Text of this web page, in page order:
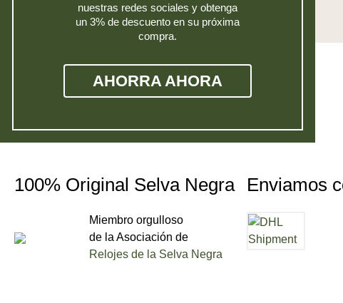
nuestras redes sociales y obtenga
un 3% de descuento en su próxima
compra.
AHORRA AHORA
100% Original Selva Negra
Miembro orgulloso
de la Asociación de
Relojes de la Selva Negra
Enviamos